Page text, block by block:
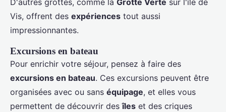
D'autres grottes, comme la Grotte Verte sur l'île de
Vis, offrent des expériences tout aussi
impressionnantes.
Excursions en bateau
Pour enrichir votre séjour, pensez à faire des
excursions en bateau. Ces excursions peuvent être
organisées avec ou sans équipage, et elles vous
permettent de découvrir desîles et des criques